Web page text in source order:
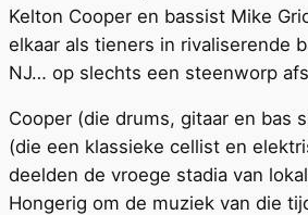
Kelton Cooper en bassist Mike
elkaar als tieners in rivaliserende
NJ… op slechts een steenworp
Cooper (die drums, gitaar en bas
(die een klassieke cellist en
deelden de vroege stadia van
Hongerig om de muziek van die